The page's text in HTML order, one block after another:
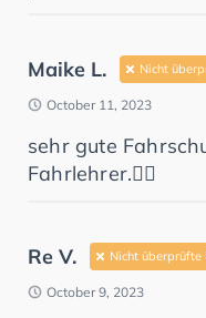
Maike L. Nicht
October 11, 2023
sehr gute
Fahrlehrer.👍🏻
Re V. Nicht überprüfte
October 9, 2023